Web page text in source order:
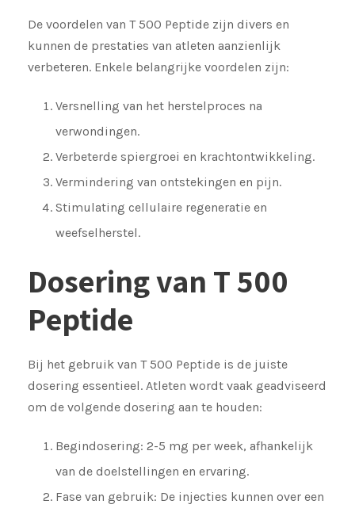
De voordelen van T 500 Peptide zijn divers en
kunnen de prestaties van atleten aanzienlijk
verbeteren. Enkele belangrijke voordelen zijn:
Versnelling van het herstelproces na
verwondingen.
Verbeterde spiergroei en krachtontwikkeling.
Vermindering van ontstekingen en pijn.
Stimulating cellulaire regeneratie en
weefselherstel.
Dosering van T 500
Peptide
Bij het gebruik van T 500 Peptide is de juiste
dosering essentieel. Atleten wordt vaak geadviseerd
om de volgende dosering aan te houden:
Begindosering: 2-5 mg per week, afhankelijk
van de doelstellingen en ervaring.
Fase van gebruik: De injecties kunnen over een